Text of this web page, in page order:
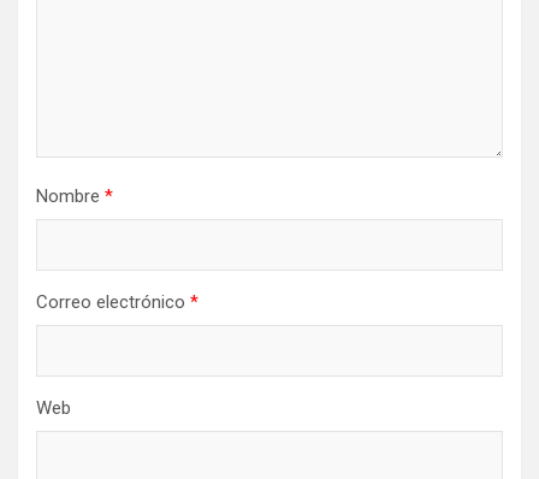
Nombre *
Correo electrónico *
Web